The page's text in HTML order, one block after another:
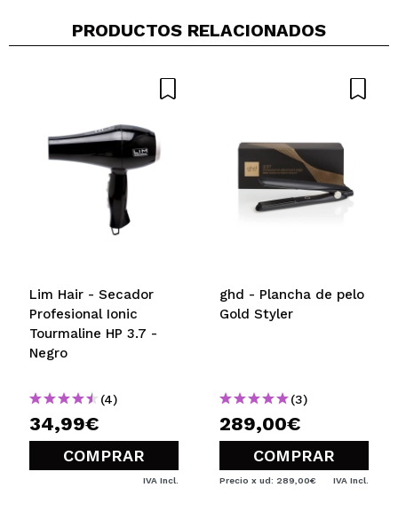
PRODUCTOS RELACIONADOS
Lim Hair - Secador
Profesional Ionic
Tourmaline HP 3.7 -
Negro
(4)
34,99€
COMPRAR
IVA Incl.
ghd - Plancha de pelo
Gold Styler
(3)
289,00€
COMPRAR
Precio x ud: 289,00€ IVA Incl.